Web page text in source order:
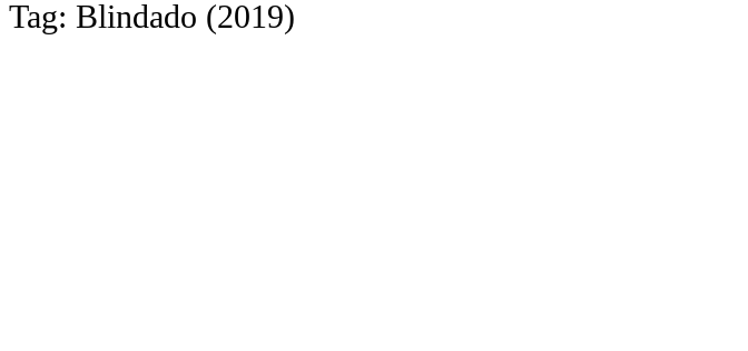
Tag: Blindado (2019)